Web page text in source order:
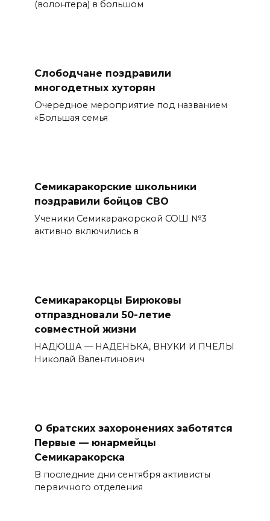
(волонтера) в большом
Слободчане поздравили
многодетных хуторян
Очередное мероприятие под названием
«Большая семья
Семикаракорские школьники
поздравили бойцов СВО
Ученики Семикаракорской СОШ №3
активно включились в
Семикаракорцы Бирюковы
отпраздновали 50-летие
совместной жизни
НАДЮША — НАДЕНЬКА, ВНУКИ И ПЧЁЛЫ
Николай Валентинович
О братских захоронениях заботятся
Первые — юнармейцы
Семикаракорска
В последние дни сентября активисты
первичного отделения